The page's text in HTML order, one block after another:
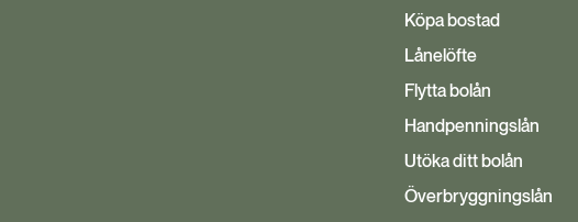
Köpa bostad
Lånelöfte
Flytta bolån
Handpenningslån
Utöka ditt bolån
Överbryggningslån